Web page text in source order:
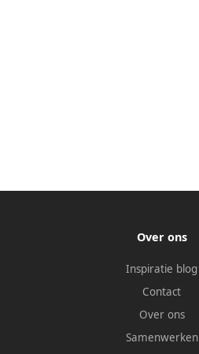
Over ons
Inspiratie blog
Contact
Over ons
Samenwerken